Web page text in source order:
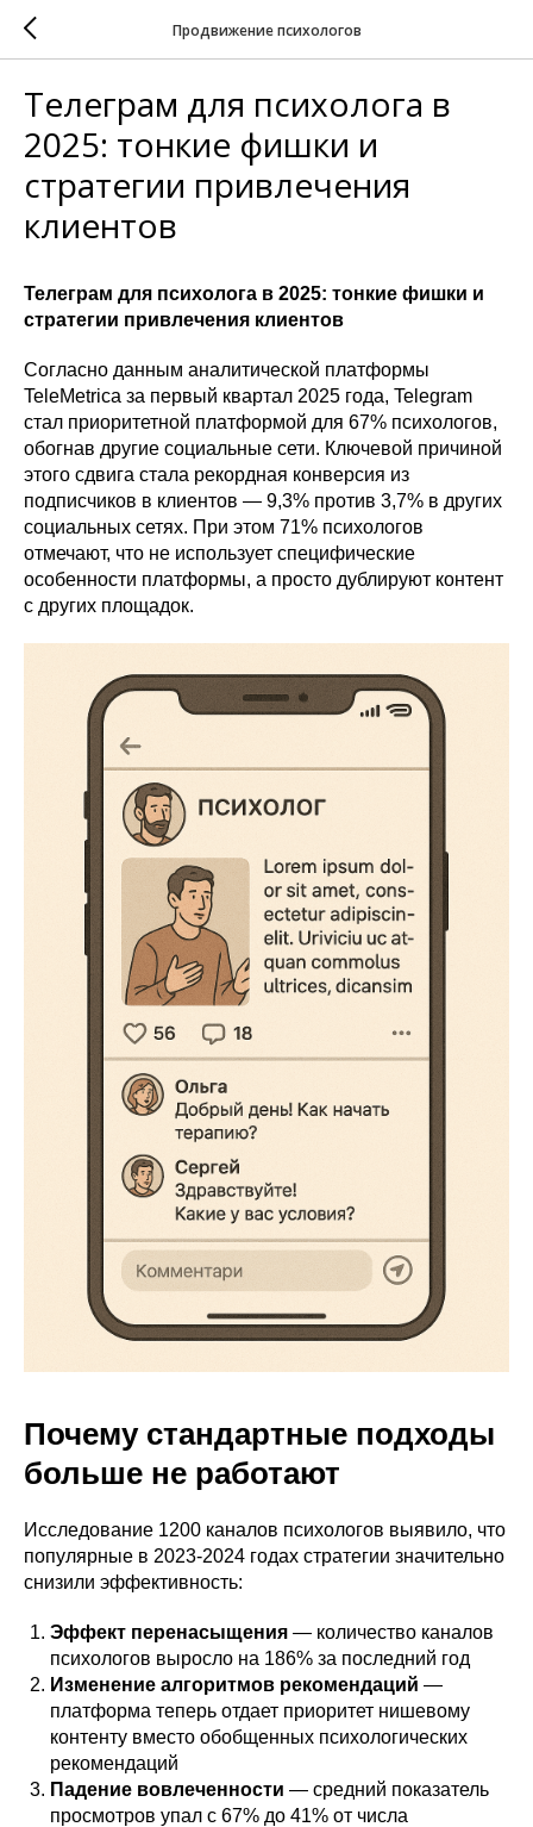
Продвижение психологов
Телеграм для психолога в
2025: тонкие фишки и
стратегии привлечения
клиентов
Телеграм для психолога в 2025: тонкие фишки и
стратегии привлечения клиентов
Согласно данным аналитической платформы
TeleMetrica за первый квартал 2025 года, Telegram
стал приоритетной платформой для 67% психологов,
обогнав другие социальные сети. Ключевой причиной
этого сдвига стала рекордная конверсия из
подписчиков в клиентов — 9,3% против 3,7% в других
социальных сетях. При этом 71% психологов
отмечают, что не использует специфические
особенности платформы, а просто дублируют контент
с других площадок.
Почему стандартные подходы
больше не работают
Исследование 1200 каналов психологов выявило, что
популярные в 2023-2024 годах стратегии значительно
снизили эффективность:
Эффект перенасыщения — количество каналов
психологов выросло на 186% за последний год
Изменение алгоритмов рекомендаций —
платформа теперь отдает приоритет нишевому
контенту вместо обобщенных психологических
рекомендаций
Падение вовлеченности — средний показатель
просмотров упал с 67% до 41% от числа